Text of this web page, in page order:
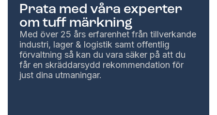
Prata med våra experter
om tuff märkning
Med över 25 års erfarenhet från tillverkande
industri, lager & logistik samt offentlig
förvaltning så kan du vara säker på att du
får en skräddarsydd rekommendation för
just dina utmaningar.